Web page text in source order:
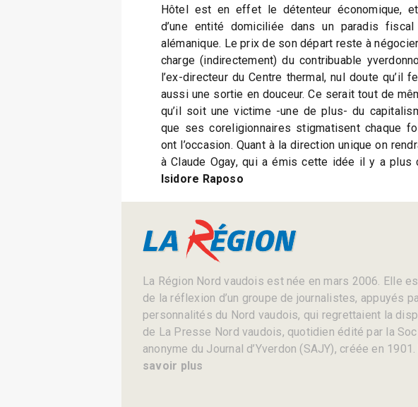
Hôtel est en effet le détenteur économique, et
d’une entité domiciliée dans un paradis
alémanique. Le prix de son départ reste à
charge (indirectement) du contribuable
l’ex-directeur du Centre thermal, nul doute qu’il
aussi une sortie en douceur. Ce serait tout de
qu’il soit une victime -une de plus- du
que ses coreligionnaires stigmatisent chaque
ont l’occasion. Quant à la direction unique on
à Claude Ogay, qui a émis cette idée il y a plus
Isidore Raposo
La Région Nord vaudois est née en mars 2006. Elle
de la réflexion d’un groupe de journalistes, appuyés
personnalités du Nord vaudois, qui regrettaient la
de La Presse Nord vaudois, quotidien édité par la
anonyme du Journal d’Yverdon (SAJY), créée en 1901.
savoir plus